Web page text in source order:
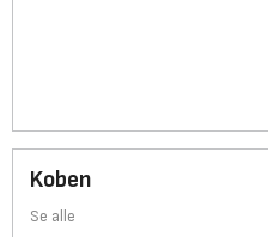
Koben
Se alle